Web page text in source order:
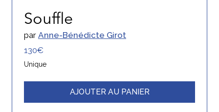
Souffle
par Anne-Bénédicte Girot
130€
Unique
AJOUTER AU PANIER